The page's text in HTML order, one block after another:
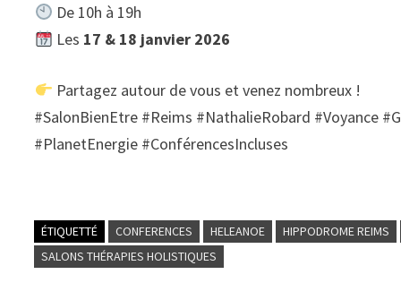
De 10h à 19h
Les 17 & 18 janvier 2026
Partagez autour de vous et venez nombreux !
#SalonBienEtre #Reims #NathalieRobard #Voyance
#PlanetEnergie #ConférencesIncluses
ÉTIQUETTÉ CONFERENCES HELEANOE
HIPPODROME REIMS
SALONS THÉRAPIES HOLISTIQUES